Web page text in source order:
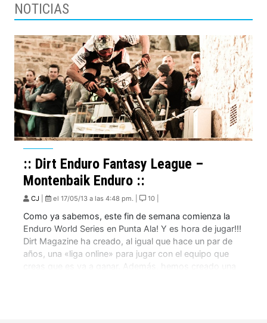
NOTICIAS
:: Dirt Enduro Fantasy League –
Montenbaik Enduro ::
CJ el 17/05/13 a las 4:48 pm. | 10 |
Como ya sabemos, este fin de semana comienza la
Enduro World Series en Punta Ala! Y es hora de jugar!!!
Dirt Magazine ha creado, al igual que hace un par de
años, una «liga online» para jugar con el equipo que
creas que es va a ganar. Además, hemos creado una